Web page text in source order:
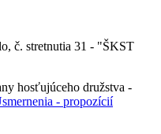
č. stretnutia 31 - "ŠKST
hosťujúceho družstva -
- propozícií